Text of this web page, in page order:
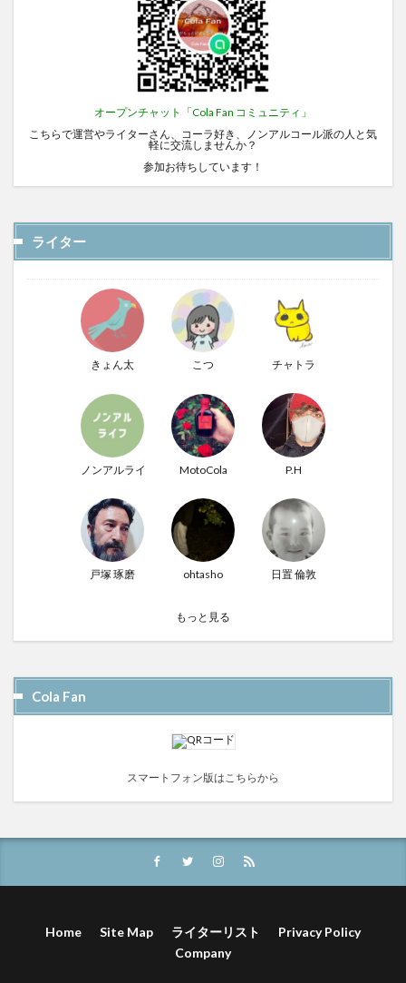
オープンチャット「Cola Fan コミュニティ」
こちらで運営やライターさん、コーラ好き、ノンアルコール派の人と気
軽に交流しませんか？
参加お待ちしています！
ライター
きょん太 こつ チャトラ
ノンアルライフ MotoCola P.H
戸塚 琢磨 ohtasho 日置 倫敦
もっと見る
Cola Fan
スマートフォン版はこちらから
Home Site Map ライターリスト
Privacy Policy
Company